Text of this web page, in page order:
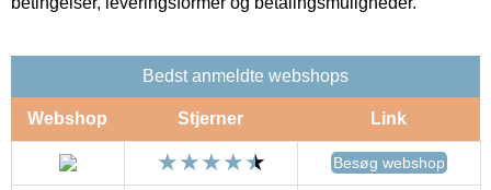
Bedst anmeldte webshops
Webshop Stjerner Link
Besøg webshop